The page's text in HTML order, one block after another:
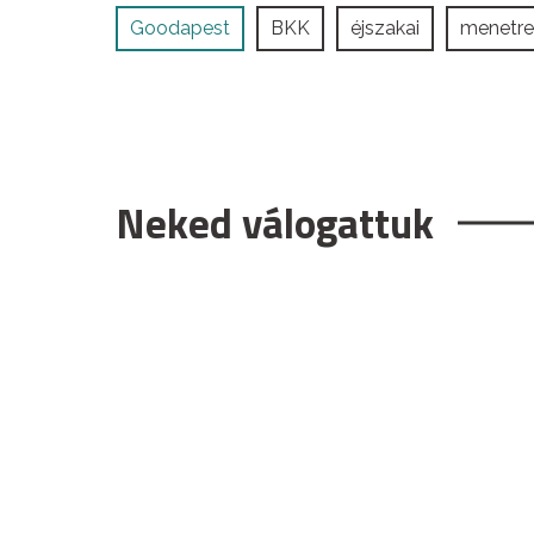
Goodapest BKK éjszakai
Neked válogattuk